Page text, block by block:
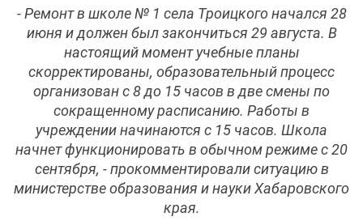
- Ремонт в школе № 1 села Троицкого начался 28
июня и должен был закончиться 29 августа. В
настоящий момент учебные планы
скорректированы, образовательный процесс
организован с 8 до 15 часов в две смены по
сокращенному расписанию. Работы в
учреждении начинаются с 15 часов. Школа
начнет функционировать в обычном режиме с 20
сентября, - прокомментировали ситуацию в
министерстве образования и науки Хабаровского
края.